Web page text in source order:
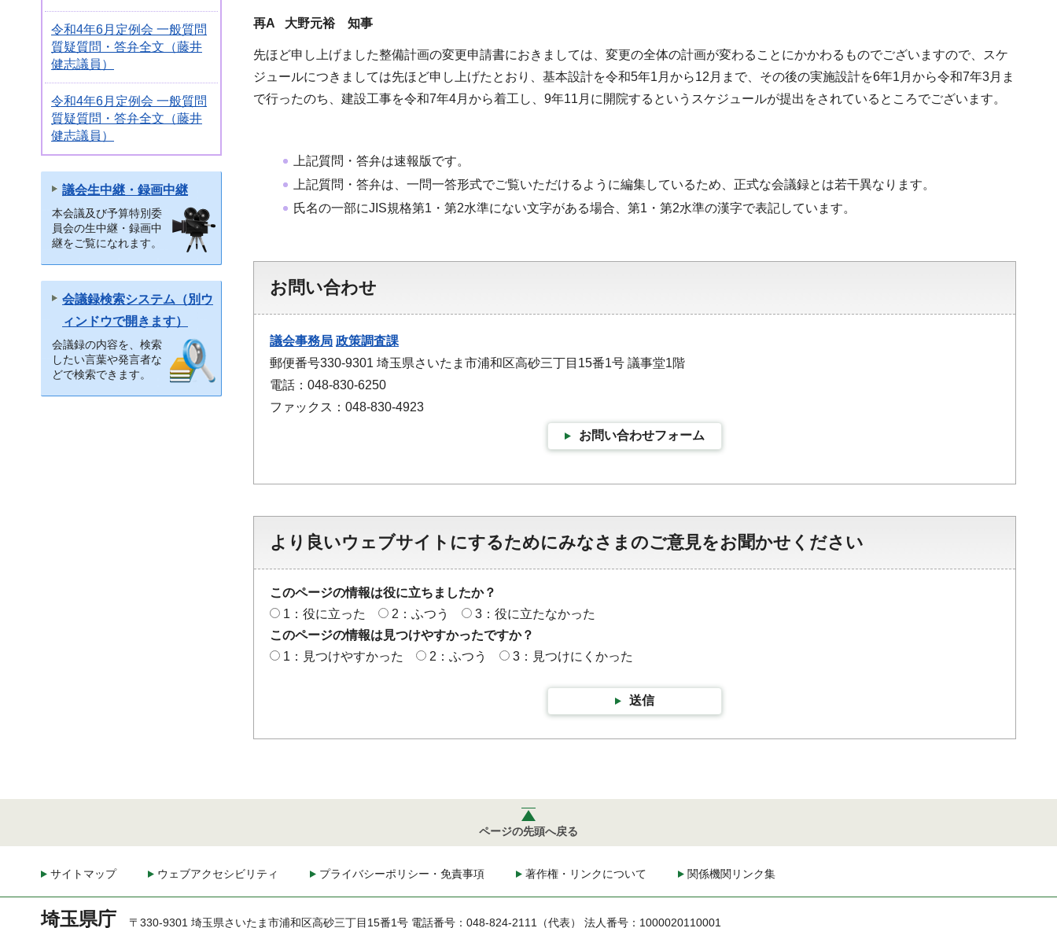
令和4年6月定例会 一般質問
質疑質問・答弁全文（藤井
健志議員）
令和4年6月定例会 一般質問
質疑質問・答弁全文（藤井
健志議員）
議会生中継・録画中継
本会議及び予算特別委
員会の生中継・録画中
継をご覧になれます。
会議録検索システム（別ウ
ィンドウで開きます）
会議録の内容を、検索
したい言葉や発言者な
どで検索できます。
再A 大野元裕 知事
先ほど申し上げました整備計画の変更申請書におきましては、変更の全体の計画が変わることにかかわるものでございますので、スケ
ジュールにつきましては先ほど申し上げたとおり、基本設計を令和5年1月から12月まで、その後の実施設計を6年1月から令和7年3月ま
で行ったのち、建設工事を令和7年4月から着工し、9年11月に開院するというスケジュールが提出をされているところでございます。
上記質問・答弁は速報版です。
上記質問・答弁は、一問一答形式でご覧いただけるように編集しているため、正式な会議録とは若干異なります。
氏名の一部にJIS規格第1・第2水準にない文字がある場合、第1・第2水準の漢字で表記しています。
お問い合わせ
議会事務局 政策調査課
郵便番号330-9301 埼玉県さいたま市浦和区高砂三丁目15番1号 議事堂1階
電話：048-830-6250
ファックス：048-830-4923
お問い合わせフォーム
より良いウェブサイトにするためにみなさまのご意見をお聞かせください
このページの情報は役に立ちましたか？
1：役に立った
2：ふつう
3：役に立たなかった
このページの情報は見つけやすかったですか？
1：見つけやすかった
2：ふつう 3：見つけにくかった
送信
ページの先頭へ戻る
サイトマップ ウェブアクセシビリティ プライバシーポリシー・免責事項 著作権・リンクについて 関係機関リンク集
埼玉県庁 〒330-9301 埼玉県さいたま市浦和区高砂三丁目15番1号 電話番号：048-824-2111（代表） 法人番号：1000020110001